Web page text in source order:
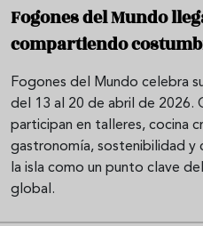
Fogones del Mundo
compartiendo
Fogones del Mundo celebra
del 13 al 20 de abril de 2026.
participan en talleres, cocina
gastronomía, sostenibilidad y
la isla como un punto clave
global.